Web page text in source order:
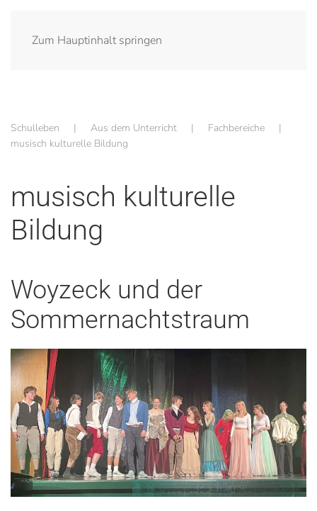
Zum Hauptinhalt springen
Schulleben Aus dem Unterricht
Fachbereiche
musisch kulturelle Bildung
musisch kulturelle
Bildung
Woyzeck und der
Sommernachtstraum